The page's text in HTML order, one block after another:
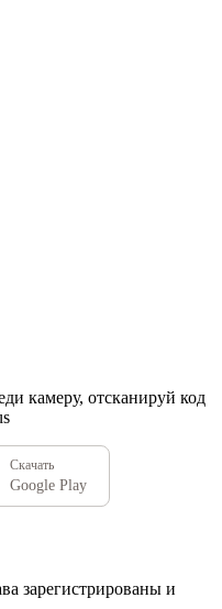
камеру, отсканируй код
Скачать
Google Play
зарегистрированы и